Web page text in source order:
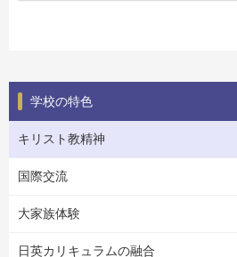
学校の特色
キリスト教精神
国際交流
大家族体験
日英カリキュラムの融合